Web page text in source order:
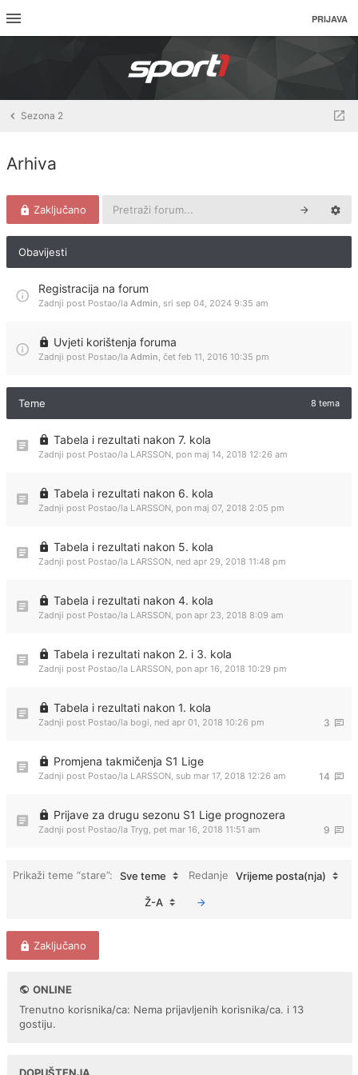
PRIJAVA
Sezona 2
Arhiva
Zaključano
Obavijesti
Registracija na forum
Zadnji post Postao/la Admin, sri sep 04, 2024 9:35 am
Uvjeti korištenja foruma
Zadnji post Postao/la Admin, čet feb 11, 2016 10:35 pm
Teme 8 tema
Tabela i rezultati nakon 7. kola
Zadnji post Postao/la LARSSON, pon maj 14, 2018 12:26 am
Tabela i rezultati nakon 6. kola
Zadnji post Postao/la LARSSON, pon maj 07, 2018 2:05 pm
Tabela i rezultati nakon 5. kola
Zadnji post Postao/la LARSSON, ned apr 29, 2018 11:48 pm
Tabela i rezultati nakon 4. kola
Zadnji post Postao/la LARSSON, pon apr 23, 2018 8:09 am
Tabela i rezultati nakon 2. i 3. kola
Zadnji post Postao/la LARSSON, pon apr 16, 2018 10:29 pm
Tabela i rezultati nakon 1. kola
3
Zadnji post Postao/la bogi, ned apr 01, 2018 10:26 pm
Promjena takmičenja S1 Lige
14
Zadnji post Postao/la LARSSON, sub mar 17, 2018 12:26 am
Prijave za drugu sezonu S1 Lige prognozera
9
Zadnji post Postao/la Tryg, pet mar 16, 2018 11:51 am
Prikaži teme “stare”: Sve teme Redanje Vrijeme posta(nja)
Ž-A
Zaključano
ONLINE
Trenutno korisnika/ca: Nema prijavljenih korisnika/ca. i 13
gostiju.